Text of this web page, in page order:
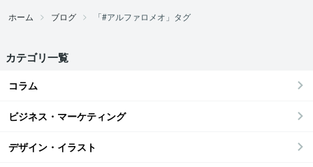
ホーム ブログ 「#アルファロメオ」タグ
カテゴリ一覧
コラム
ビジネス・マーケティング
デザイン・イラスト